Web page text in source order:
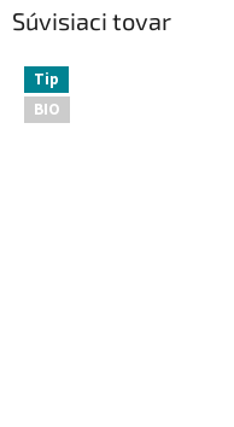
Súvisiaci tovar
Tip
BIO